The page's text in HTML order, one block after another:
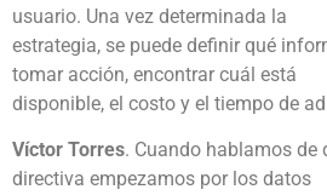
usuario. Una vez determinada la
estrategia, se puede definir qué
tomar acción, encontrar cuál está
disponible, el costo y el tiempo de
Víctor Torres. Cuando hablamos de
directiva empezamos por los datos